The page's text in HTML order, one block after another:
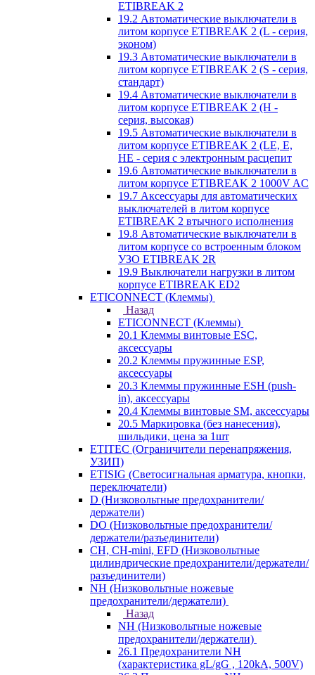
ETIBREAK 2
19.2 Автоматические выключатели в
литом корпусе ETIBREAK 2 (L - серия,
эконом)
19.3 Автоматические выключатели в
литом корпусе ETIBREAK 2 (S - серия,
стандарт)
19.4 Автоматические выключатели в
литом корпусе ETIBREAK 2 (H -
серия, высокая)
19.5 Автоматические выключатели в
литом корпусе ETIBREAK 2 (LE, E,
HE - серия с электронным расцепит
19.6 Автоматические выключатели в
литом корпусе ETIBREAK 2 1000V AC
19.7 Аксессуары для автоматических
выключателей в литом корпусе
ETIBREAK 2 втычного исполнения
19.8 Автоматические выключатели в
литом корпусе со встроенным блоком
УЗО ETIBREAK 2R
19.9 Выключатели нагрузки в литом
корпусе ETIBREAK ED2
ETICONNECT (Клеммы)
Назад
ETICONNECT (Клеммы)
20.1 Клеммы винтовые ESC,
аксессуары
20.2 Клеммы пружинные ESP,
аксессуары
20.3 Клеммы пружинные ESH (push-
in), аксессуары
20.4 Клеммы винтовые SM, аксессуары
20.5 Маркировка (без нанесения),
шильдики, цена за 1шт
ETITEC (Ограничители перенапряжения,
УЗИП)
ETISIG (Светосигнальная арматура, кнопки,
переключатели)
D (Низковольтные предохранители/
держатели)
DO (Низковольтные предохранители/
держатели/разъединители)
CH, CH-mini, EFD (Низковольтные
цилиндрические предохранители/держатели/
разъединители)
NH (Низковольтные ножевые
предохранители/держатели)
Назад
NH (Низковольтные ножевые
предохранители/держатели)
26.1 Предохранители NH
(характеристика gL/gG , 120kA, 500V)